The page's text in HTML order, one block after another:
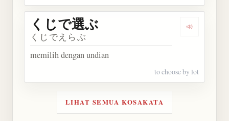
Dengarkan
くじで選ぶ
くじでえらぶ
memilih dengan undian
to choose by lot
LIHAT SEMUA KOSAKATA